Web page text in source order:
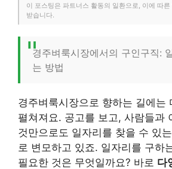
이 포스팅은 파트너스 활동의 일환으로, 이에 따
받습니다.
경주벼룩시장에서의 구인구직:
는 방법
경주벼룩시장으로 향하는 길에는
펼쳐져요. 공고를 보고, 사람들과
것만으로도 일자리를 찾을 수 있
로 변모하고 있죠. 일자리를 구하
필요한 것은 무엇일까요? 바로 다